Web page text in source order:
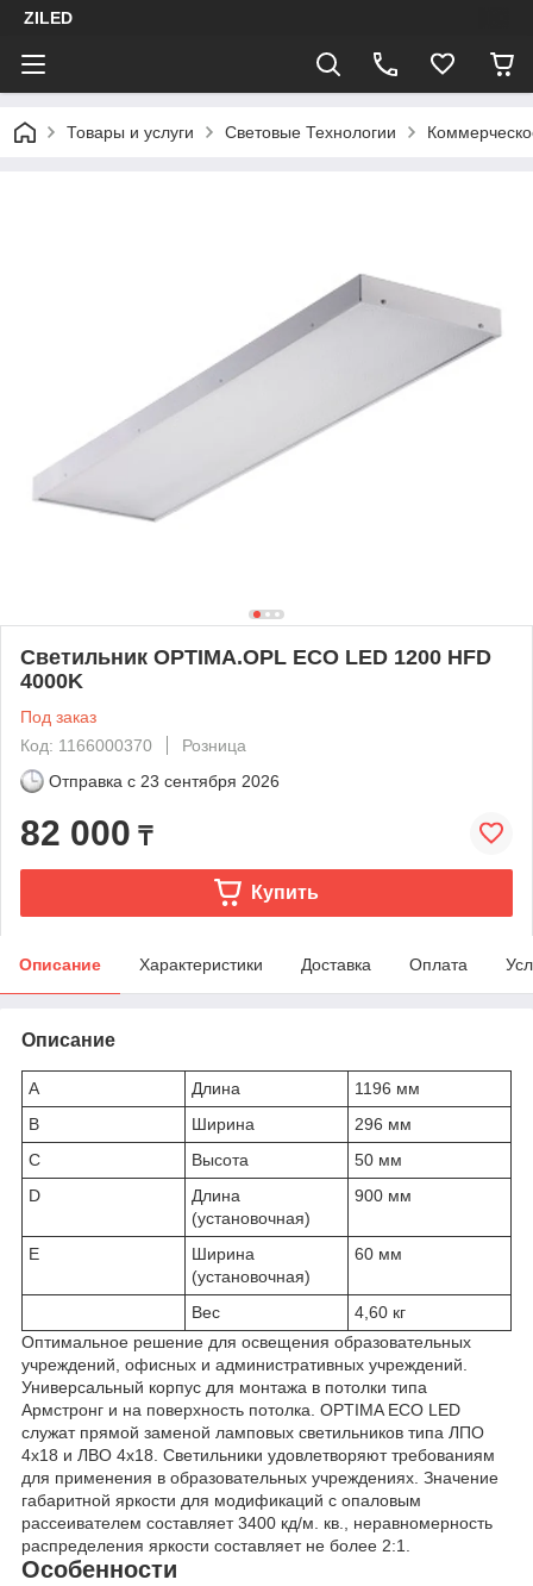
ZILED
Товары и услуги Световые Технологии
Светильник OPTIMA.OPL ECO LED 1200 HFD
4000K
Под заказ
Код: 1166000370
Розница
Отправка с 23 сентября 2026
82 000 ₸
Купить
Описание Характеристики Доставка Оплата
Описание
A Длина
1196 мм
B
Ширина
296 мм
C
Высота
50 мм
D
Длина
(установочная)
900 мм
E
Ширина
(установочная)
60 мм
Вес
4,60 кг
Оптимальное решение для освещения образовательных
учреждений, офисных и административных учреждений.
Универсальный корпус для монтажа в потолки типа
Армстронг и на поверхность потолка. OPTIMA ECO LED
служат прямой заменой ламповых светильников типа ЛПО
4x18 и ЛВО 4x18. Светильники удовлетворяют требованиям
для применения в образовательных учреждениях. Значение
габаритной яркости для модификаций с опаловым
рассеивателем составляет 3400 кд/м. кв., неравномерность
распределения яркости составляет не более 2:1.
Особенности